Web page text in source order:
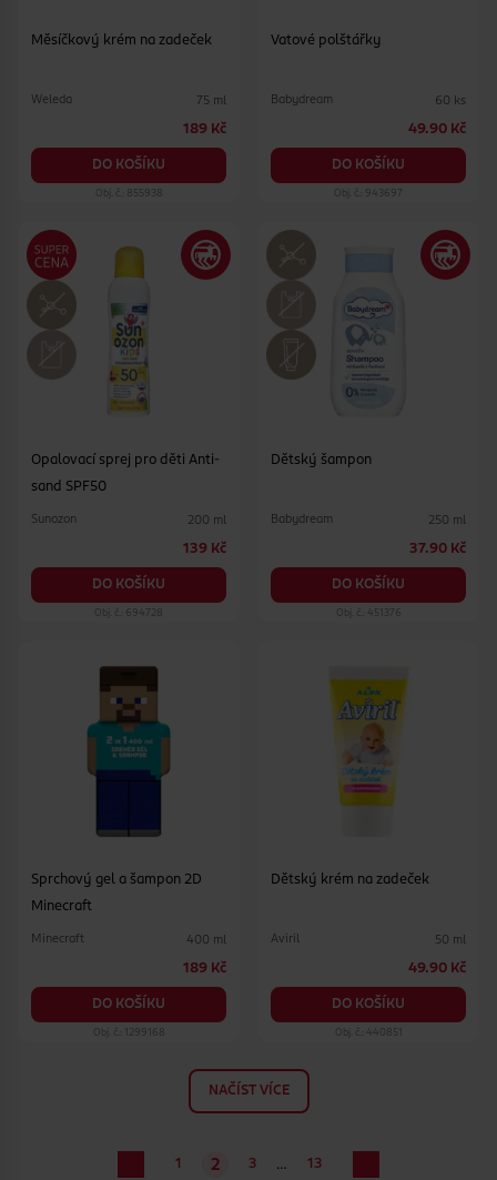
Měsíčkový krém na zadeček
Weleda 75 ml
189 Kč
DO KOŠÍKU
Obj. č.: 855938
Vatové polštářky
Babydream 60 ks
49.90 Kč
DO KOŠÍKU
Obj. č.: 943697
Opalovací sprej pro děti Anti-
sand SPF50
Sunozon 200 ml
139 Kč
DO KOŠÍKU
Obj. č.: 694728
Dětský šampon
Babydream 250 ml
37.90 Kč
DO KOŠÍKU
Obj. č.: 451376
Sprchový gel a šampon 2D
Minecraft
Minecraft 400 ml
189 Kč
DO KOŠÍKU
Obj. č.: 1299168
Dětský krém na zadeček
Aviril 50 ml
49.90 Kč
DO KOŠÍKU
Obj. č.: 440851
NAČÍST VÍCE
1 2 3 … 13